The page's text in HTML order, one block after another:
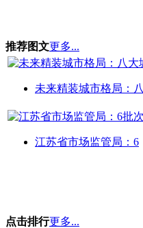
推荐图文更多...
未来精装城市格局：八
江苏省市场监管局：6
点击排行更多...